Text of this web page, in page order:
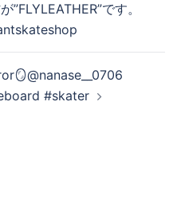
”FLYLEATHER”です。
#skater